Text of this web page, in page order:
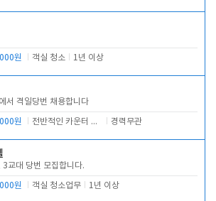
원 객실 청소 1년 이상
서 격일당번 채용합니다
원 전반적인 카운터 업무 경력무관
교대 당번 모집합니다.
원 객실 청소업무 1년 이상